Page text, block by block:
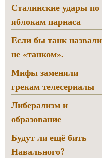
Сталинские удары по
яблокам парнаса
Если бы танк назвали
не «танком».
Мифы заменяли
грекам телесериалы
Либерализм и
образование
Будут ли ещё бить
Навального?